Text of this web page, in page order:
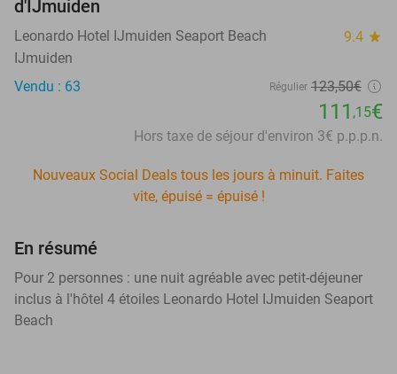
d'IJmuiden
Leonardo Hotel IJmuiden Seaport Beach 9.4 star
IJmuiden
Vendu : 63
Régulier 123,50€
111 ,15€
Hors taxe de séjour d'environ 3€ p.p.p.n.
Nouveaux Social Deals tous les jours à minuit. Faites
vite, épuisé = épuisé !
En résumé
Pour 2 personnes : une nuit agréable avec petit-déjeuner
inclus à l'hôtel 4 étoiles Leonardo Hotel IJmuiden Seaport
Beach